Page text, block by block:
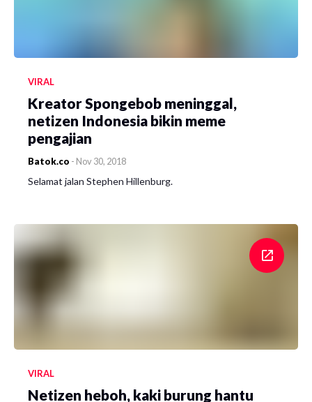
VIRAL
Kreator Spongebob meninggal,
netizen Indonesia bikin meme
pengajian
Batok.co - Nov 30, 2018
Selamat jalan Stephen Hillenburg.
VIRAL
Netizen heboh, kaki burung hantu